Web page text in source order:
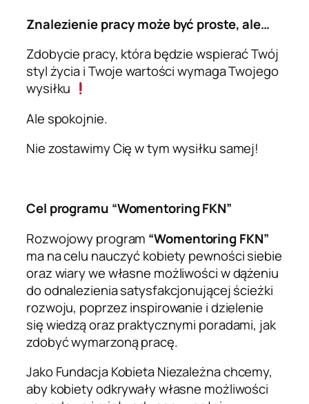
Znalezienie pracy może być proste, ale…
Zdobycie pracy, która będzie wspierać Twój
styl życia i Twoje wartości wymaga Twojego
wysiłku
Ale spokojnie.
Nie zostawimy Cię w tym wysiłku samej!
Cel programu “Womentoring FKN”
Rozwojowy program “Womentoring FKN”
ma na celu nauczyć kobiety pewności siebie
oraz wiary we własne możliwości w dążeniu
do odnalezienia satysfakcjonującej ścieżki
rozwoju, poprzez inspirowanie i dzielenie
się wiedzą oraz praktycznymi poradami, jak
zdobyć wymarzoną pracę.
JakoFundacja Kobieta Niezależnachcemy,
aby kobiety odkrywały własne możliwości